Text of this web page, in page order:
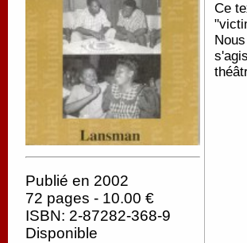
Publié en 2002
72 pages - 10.00 €
ISBN: 2-87282-368-9
Disponible
Ce